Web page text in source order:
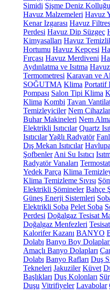
Simidi Şişme Deniz Kolluğu
Havuz Malzemeleri Havuz
Kenar Izgarası Havuz
Perdesi Havuz Dip Süzgeç
Kimyasalları Havuz
Hortumu Havuz Kepçesi
Fırçası Havuz Merdiveni
Aydınlatma ve Isıtma
Termometresi Karavan ve
SOĞUTMA Klima Portatif
Pompası Salon Tipi Klima
Klima Kombi Tavan
Temizleyiciler Nem
Buhar Makineleri Nem
Elektrikli Isıtıcılar Quartz
IsıtıcılarYağlı Radyatör
Dış Mekan Isıtıcılar
Şofbenler Ani Su Isıtıcı
Radyatör Vanaları Termostat
Yedek Parça Klima
Klima Temizleme Sıvısı
Elektrikli Şömineler Bahçe
Güneş Enerji Sistemleri
Elektrikli Soba Pelet Soba
Perdesi Doğalgaz Tesisat
Doğalgaz Menfezleri
Kalorifer Kazanı BANYO
Dolabı Banyo Boy
Amaçlı Banyo Dolapları
Dolabı Banyo Rafları Duş
Tekneleri Jakuziler Küvet
Başlıkları Duş Kolonları
Duşu Vitrifiyeler Lavabolar